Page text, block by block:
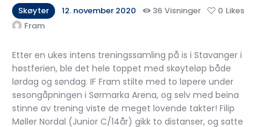
Håndball
Skøyter 12. november 2020 36 Visninger 0 Likes
Fram
Etter en ukes intens treningssamling på is i Stavanger i
høstferien, ble det hele toppet med skøyteløp både
lørdag og søndag. IF Fram stilte med to løpere under
sesongåpningen i Sørmarka Arena, og selv med beina
stinne av trening viste de meget lovende takter! Filip
Møller Nordal (Junior C/14år) gikk to distanser, og satte